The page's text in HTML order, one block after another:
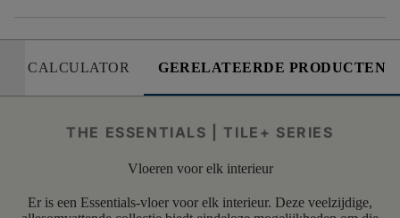
CALCULATOR GERELATEERDE PRODUCTEN
THE ESSENTIALS | TILE+ SERIES
Vloeren voor elk interieur
Er is een Essentials-vloer voor elk interieur. Deze veelzijdige,